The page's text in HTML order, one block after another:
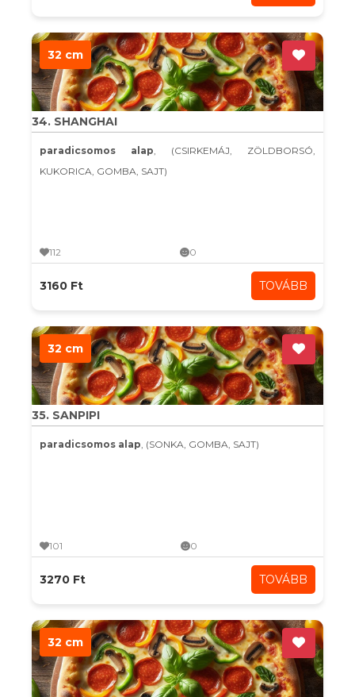
32 cm
34. SHANGHAI
paradicsomos alap, (CSIRKEMÁJ, ZÖLDBORSÓ,
KUKORICA, GOMBA, SAJT)
112 0
3160 Ft TOVÁBB
32 cm
35. SANPIPI
paradicsomos alap, (SONKA, GOMBA, SAJT)
101 0
3270 Ft TOVÁBB
32 cm